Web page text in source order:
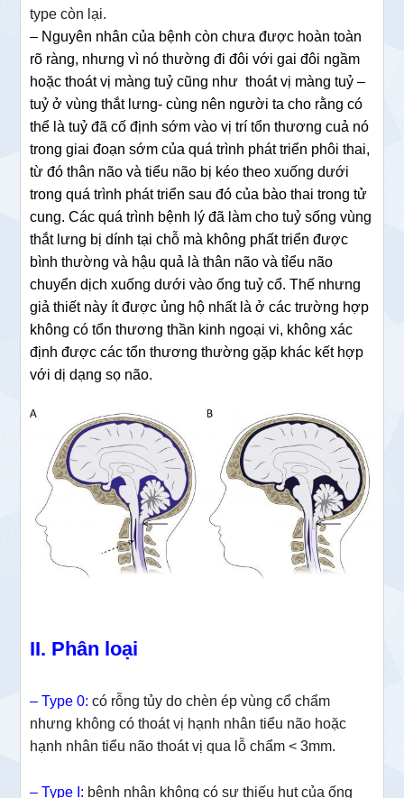
type còn lại.
– Nguyên nhân của bệnh còn chưa được hoàn toàn
rõ ràng, nhưng vì nó thường đi đôi với gai đôi ngầm
hoặc thoát vị màng tuỷ cũng như thoát vị màng tuỷ –
tuỷ ở vùng thắt lưng- cùng nên người ta cho rằng có
thể là tuỷ đã cố định sớm vào vị trí tổn thương cuả nó
trong giai đoạn sớm của quá trình phát triển phôi thai,
từ đó thân não và tiểu não bị kéo theo xuống dưới
trong quá trình phát triển sau đó của bào thai trong tử
cung. Các quá trình bệnh lý đã làm cho tuỷ sống vùng
thắt lưng bị dính tại chỗ mà không phất triển được
bình thường và hậu quả là thân não và tỉểu não
chuyển dịch xuống dưới vào ống tuỷ cổ. Thế nhưng
giả thiết này ít được ủng hộ nhất là ở các trường hợp
không có tổn thương thần kinh ngoại vi, không xác
định được các tổn thương thường gặp khác kết hợp
với dị dạng sọ não.
II. Phân loại
– Type 0: có rỗng tủy do chèn ép vùng cổ chẩm
nhưng không có thoát vị hạnh nhân tiểu não hoặc
hạnh nhân tiểu não thoát vị qua lỗ chẩm < 3mm.
– Type I: bệnh nhân không có sự thiếu hụt của ống